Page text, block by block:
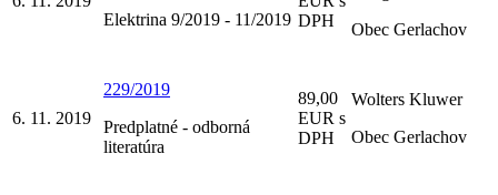
Elektrina 9/2019 - 11/2019 DPH
Obec Gerlachov
6. 11. 2019
229/2019
Predplatné - odborná
literatúra
89,00
EUR s
DPH
Wolters Kluwer
Obec Gerlachov